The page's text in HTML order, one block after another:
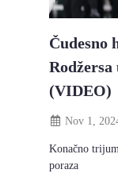
Čudesno
(VIDEO)
Nov 1,
Konačno
poraza